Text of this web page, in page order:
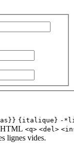
{italique} -
HTML <q> <del>
lignes vides.